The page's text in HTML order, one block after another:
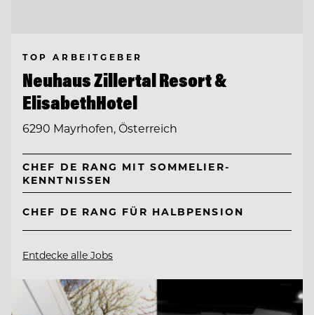
TOP ARBEITGEBER
Neuhaus Zillertal Resort &
ElisabethHotel
6290 Mayrhofen, Österreich
CHEF DE RANG MIT SOMMELIER-
KENNTNISSEN
CHEF DE RANG FÜR HALBPENSION
Entdecke alle Jobs